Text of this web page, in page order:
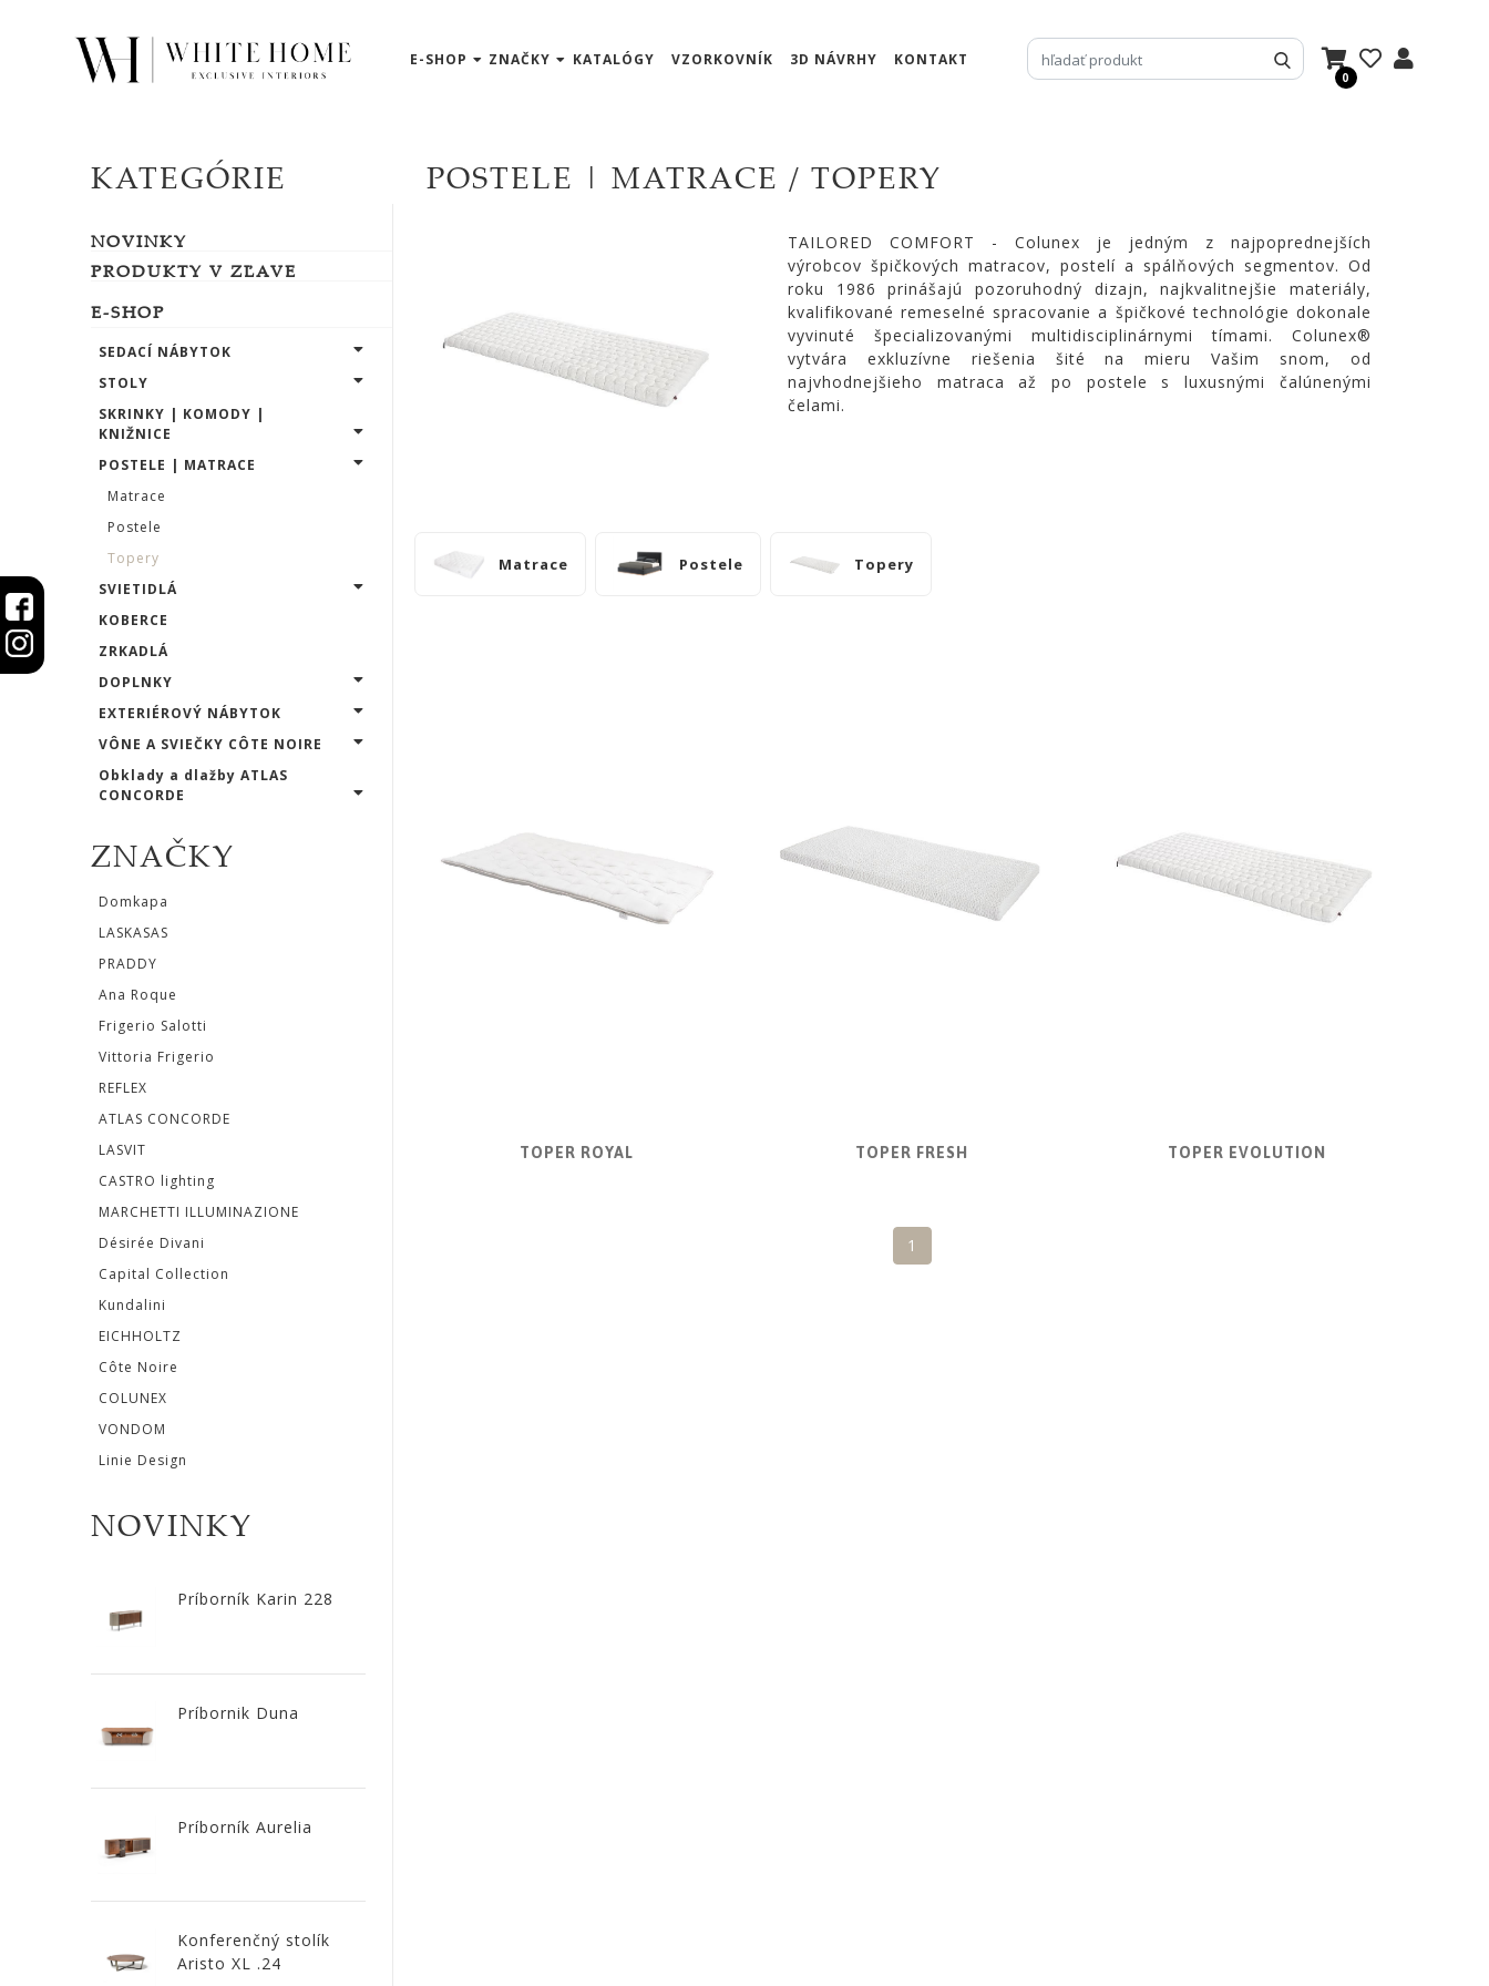
E-SHOP ZNAČKY KATALÓGY VZORKOVNÍK 3D NÁVRHY KONTAKT
0
PRODUKTY
NÁBYTOK
KOMODY
POSTELE
MATRACE
Matrace
Postele
Topery
KOBERCE
ZRKADLÁ
DOPLNKY
EXTERIÉROVÝ
NÁBYTOK
VZORKOVNÍK
KATEGÓRIE
NOVINKY
PRODUKTY V ZĽAVE
E-SHOP
SEDACÍ NÁBYTOK
STOLY
SKRINKY | KOMODY |
KNIŽNICE
POSTELE | MATRACE
Matrace
Postele
Topery
SVIETIDLÁ
KOBERCE
ZRKADLÁ
DOPLNKY
EXTERIÉROVÝ NÁBYTOK
VÔNE A SVIEČKY CÔTE NOIRE
Obklady a dlažby ATLAS
CONCORDE
ZNAČKY
Domkapa
LASKASAS
PRADDY
Ana Roque
Frigerio Salotti
Vittoria Frigerio
REFLEX
ATLAS CONCORDE
LASVIT
CASTRO lighting
MARCHETTI ILLUMINAZIONE
Désirée Divani
Capital Collection
Kundalini
EICHHOLTZ
Côte Noire
COLUNEX
VONDOM
Linie Design
NOVINKY
Príborník Karin 228
Príbornik Duna
Príborník Aurelia
Konferenčný stolík
Aristo XL .24
POSTELE | MATRACE / TOPERY
TAILORED COMFORT - Colunex je jedným z najpoprednejších
výrobcov špičkových matracov, postelí a spálňových segmentov. Od
roku 1986 prinášajú pozoruhodný dizajn, najkvalitnejšie materiály,
kvalifikované remeselné spracovanie a špičkové technológie dokonale
vyvinuté špecializovanými multidisciplinárnymi tímami. Colunex®
vytvára exkluzívne riešenia šité na mieru Vašim snom, od
najvhodnejšieho matraca až po postele s luxusnými čalúnenými
čelami.
Matrace Postele Topery
TOPER ROYAL TOPER FRESH TOPER EVOLUTION
1